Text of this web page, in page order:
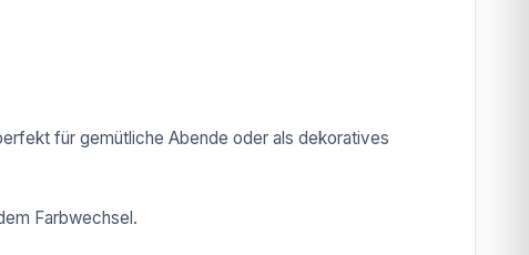
für gemütliche Abende oder als dekoratives
Farbwechsel.